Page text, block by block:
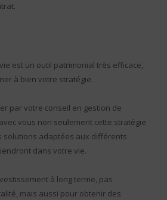
est un outil patrimonial très efficace,
à bien votre stratégie.
par votre conseil en gestion de
vous non seulement cette stratégie
solutions adaptées aux différents
dans votre vie.
à long terme, pas
mais aussi pour obtenir des